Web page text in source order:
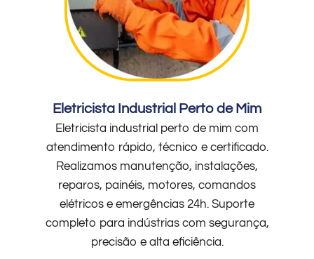
Eletricista Industrial Perto de Mim
Eletricista industrial perto de mim com
atendimento rápido, técnico e certificado.
Realizamos manutenção, instalações,
reparos, painéis, motores, comandos
elétricos e emergências 24h. Suporte
completo para indústrias com segurança,
precisão e alta eficiência.